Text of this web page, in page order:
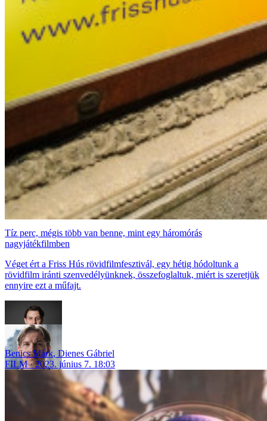
Tíz perc, mégis több van benne, mint egy háromórás
nagyjátékfilmben
Véget ért a Friss Hús rövidfilmfesztivál, egy hétig hódoltunk a
rövidfilm iránti szenvedélyünknek, összefoglaltuk, miért is szeretjük
ennyire ezt a műfajt.
Benics Márk, Dienes Gábriel
FILM
2023. június 7. 18:03